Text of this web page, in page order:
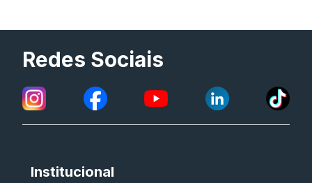
Redes Sociais
Institucional